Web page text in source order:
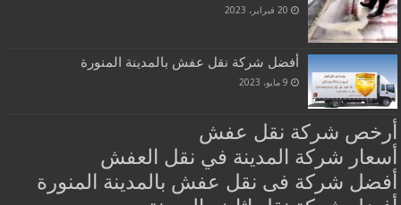
20 فبراير، 2023
أفضل شركة نقل عفش بالمدينة المنورة
9 مايو، 2023
أرخص شركة نقل عفش
أسعار شركة المدينة في نقل العفش
أفضل شركة فى نقل عفش بالمدينة المنورة